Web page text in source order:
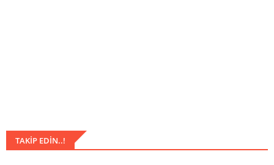
TAKIP EDIN..!